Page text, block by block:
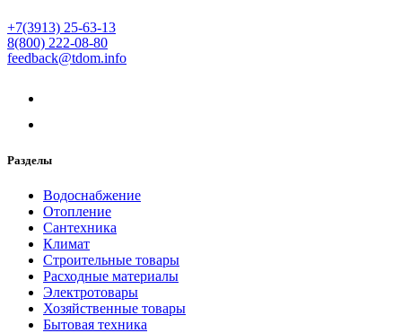
+7(3913) 25-63-13
8(800) 222-08-80
feedback@tdom.info
Разделы
Водоснабжение
Отопление
Сантехника
Климат
Строительные товары
Расходные материалы
Электротовары
Хозяйственные товары
Бытовая техника